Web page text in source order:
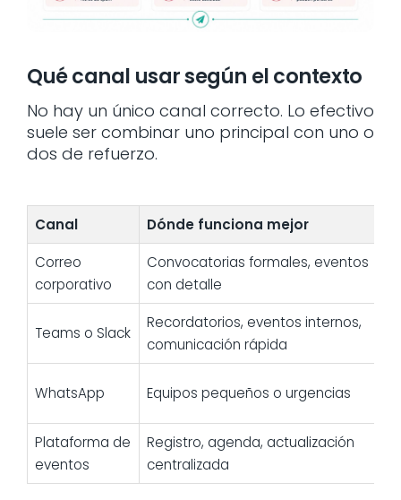
Qué canal usar según el contexto
No hay un único canal correcto. Lo efectivo
suele ser combinar uno principal con uno o
dos de refuerzo.
Canal Dónde funciona mejor
Correo
corporativo
Convocatorias formales, eventos
con detalle
Teams o Slack
Recordatorios, eventos internos,
comunicación rápida
WhatsApp Equipos pequeños o urgencias
Plataforma de
eventos
Registro, agenda, actualización
centralizada